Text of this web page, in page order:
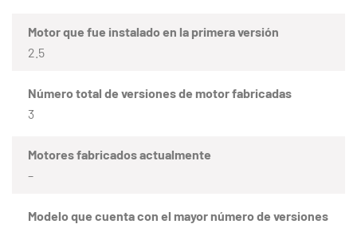
Motor que fue instalado en la primera versión
2.5
Número total de versiones de motor fabricadas
3
Motores fabricados actualmente
–
Modelo que cuenta con el mayor número de versiones